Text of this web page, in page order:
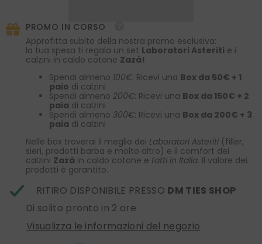
PROMO IN CORSO
Approfitta subito della nostra promo esclusiva:
la tua spesa ti regala un set Laboratori Asteriti e i
calzini in caldo cotone Zazà!
Spendi almeno 100€: Ricevi una Box da 50€ + 1
paio di calzini
Spendi almeno 200€: Ricevi una Box da 150€ + 2
paia di calzini
Spendi almeno 300€: Ricevi una Box da 200€ + 3
paia di calzini
Nelle box troverai il meglio dei Laboratori Asteriti (filler,
sieri, prodotti barba e molto altro) e il comfort dei
calzini Zazà in caldo cotone e fatti in Italia. Il valore dei
prodotti è garantito.
RITIRO DISPONIBILE PRESSO DM TIES SHOP
Di solito pronto in 2 ore
Visualizza le informazioni del negozio